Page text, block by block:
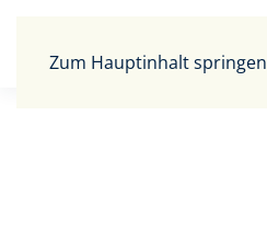
Zum Hauptinhalt springen